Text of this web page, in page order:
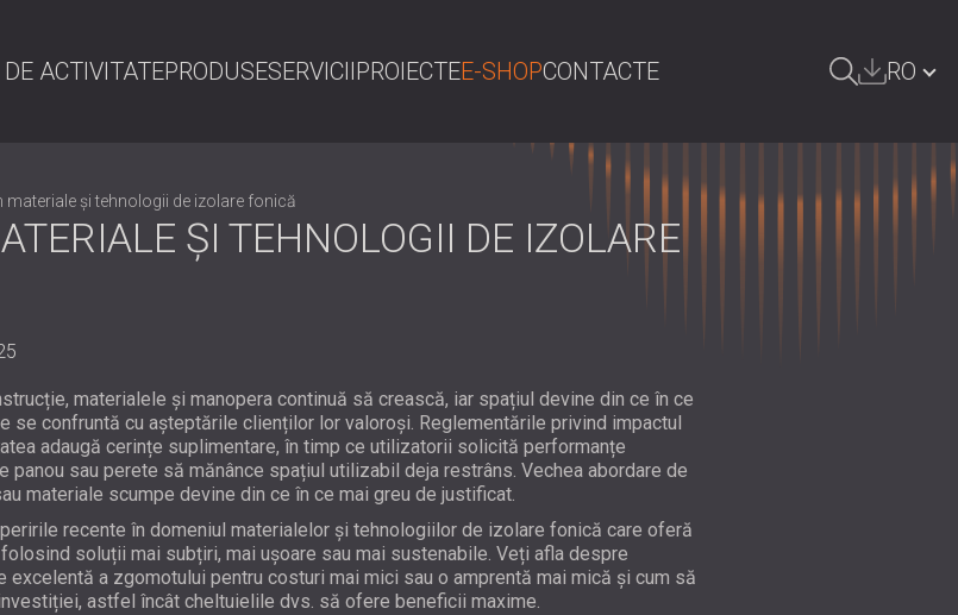
ACTIVITATEPRODUSESERVICIIPROIECTEE-SHOPCONTACTE RO
materiale și tehnologii de izolare fonică
ȘI TEHNOLOGII DE IZOLARE
materialele și manopera continuă să crească, iar spațiul devine din ce în ce
se confruntă cu așteptările clienților lor valoroși. Reglementările privind impactul
adaugă cerințe suplimentare, în timp ce utilizatorii solicită performanțe
panou sau perete să mănânce spațiul utilizabil deja restrâns. Vechea abordare de
materiale scumpe devine din ce în ce mai greu de justificat.
recente în domeniul materialelor și tehnologiilor de izolare fonică care oferă
soluții mai subțiri, mai ușoare sau mai sustenabile. Veți afla despre
excelentă a zgomotului pentru costuri mai mici sau o amprentă mai mică și cum să
astfel încât cheltuielile dvs. să ofere beneficii maxime.